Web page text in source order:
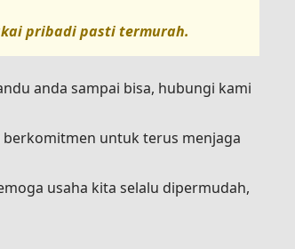
pribadi pasti termurah.
anda sampai bisa, hubungi kami
berkomitmen untuk terus menjaga
usaha kita selalu dipermudah,